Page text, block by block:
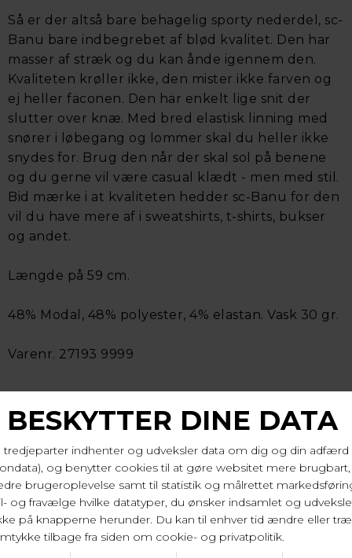
Så er der altså bare behagelig sporty nederdel, sc-
Banu bare indbegrebet af blød kvalitet. Den har
masser af stræk og du kan ånde igennem den.
Kvaliteten krøller ikke, den mister ikke farven og
ej heller faconen. Den har enkelt lige snit der
slutter over knæ. Med bred elastisk linning med
snører i løbegang og lommer skal du heller ikke
snydes for. Brug den når der skal sol på benene
og du gerne vil være casual klædt - men med stil.
Bid mærke i at kvaliteten hedder sc-Banu for den
vil du have mere af i sweatshirts, t-shirts, bukser
og andet.
Længde på 59 cm.
48% Modal, 48% polyester, 4% elastan. Vask 30 gr.
Varenr. 27193 9999
LEVERINGSTID
1-2 hverdage